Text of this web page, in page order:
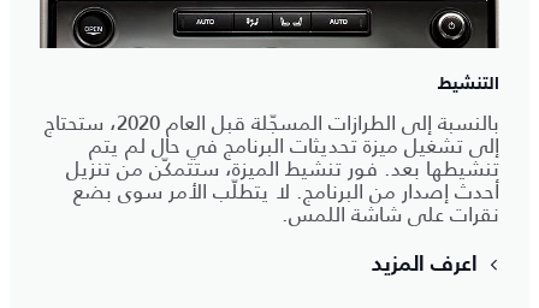
التنشيط
بالنسبة إلى الطرازات المسجّلة قبل العام 2020، ستحتاج
إلى تشغيل ميزة تحديثات البرنامج في حال لم يتم
تنشيطها بعد. فور تنشيط الميزة، ستتمكّن من تنزيل
أحدث إصدار من البرنامج. لا يتطلّب الأمر سوى بضع
نقرات على شاشة اللمس.
اعرف المزيد